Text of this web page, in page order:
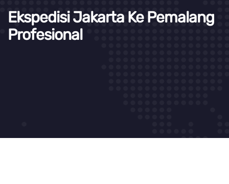
Ekspedisi Jakarta Ke Pemalang
Profesional